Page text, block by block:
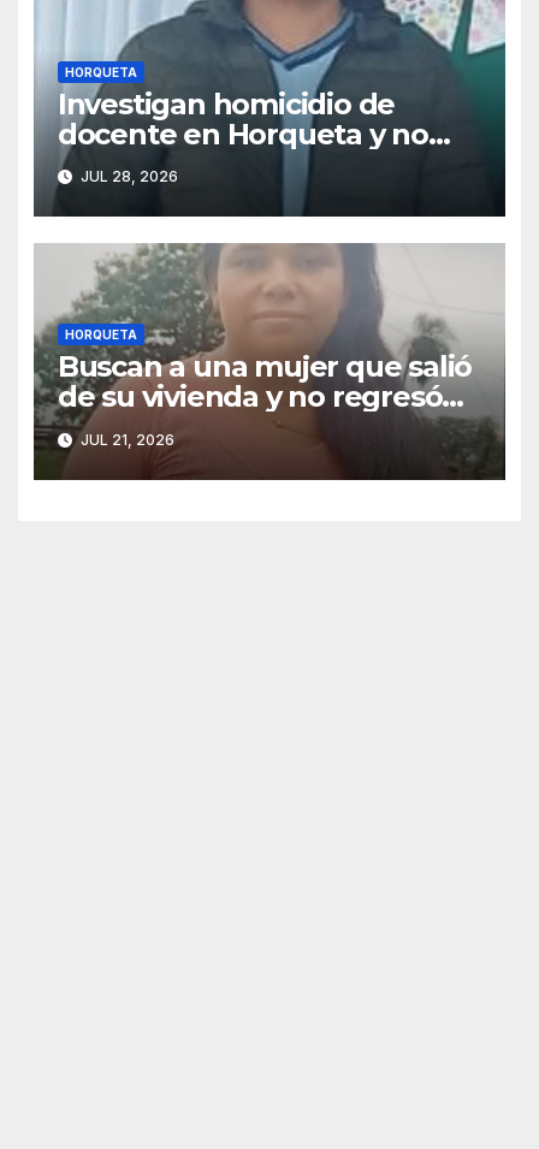
HORQUETA
Investigan homicidio de
docente en Horqueta y no
descartan vínculo con
préstamos de dinero
JUL 28, 2026
HORQUETA
Buscan a una mujer que salió
de su vivienda y no regresó
en Horqueta
JUL 21, 2026